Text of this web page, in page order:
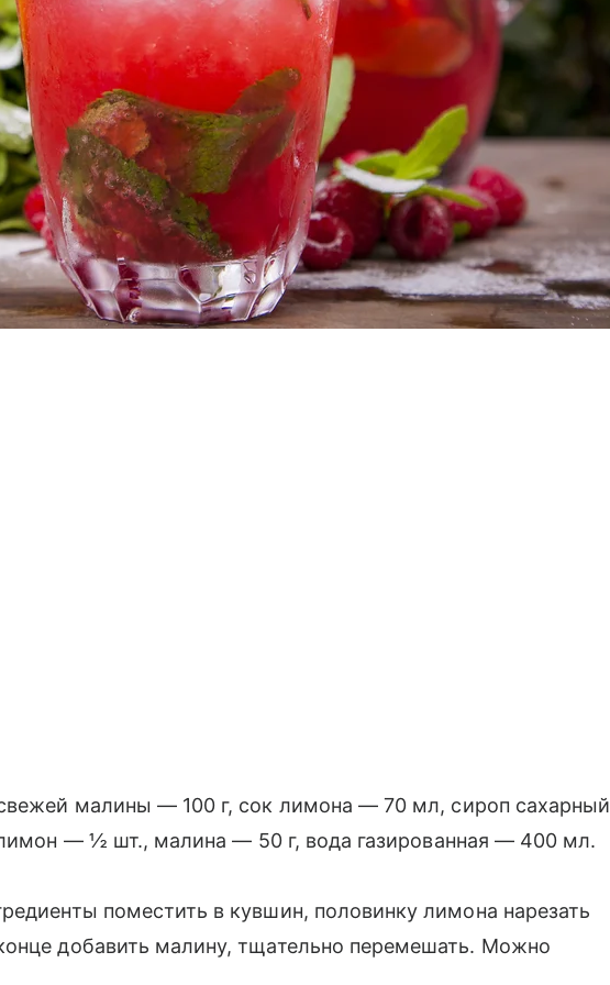
малины — 100 г, сок лимона — 70 мл, сироп сахарный
— ½ шт., малина — 50 г, вода газированная — 400 мл.
поместить в кувшин, половинку лимона нарезать
добавить малину, тщательно перемешать. Можно